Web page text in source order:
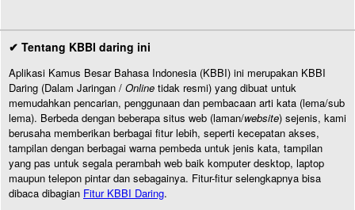
✔ Tentang KBBI daring ini
Aplikasi Kamus Besar Bahasa Indonesia (KBBI) ini merupakan KBBI
Daring (Dalam Jaringan / Online tidak resmi) yang dibuat untuk
memudahkan pencarian, penggunaan dan pembacaan arti kata (lema/sub
lema). Berbeda dengan beberapa situs web (laman/website) sejenis, kami
berusaha memberikan berbagai fitur lebih, seperti kecepatan akses,
tampilan dengan berbagai warna pembeda untuk jenis kata, tampilan
yang pas untuk segala perambah web baik komputer desktop, laptop
maupun telepon pintar dan sebagainya. Fitur-fitur selengkapnya bisa
dibaca dibagian Fitur KBBI Daring.